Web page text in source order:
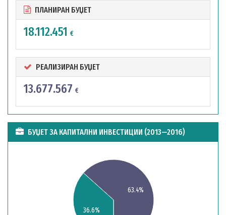
ПЛАНИРАН БУЏЕТ
18.112.451 €
РЕАЛИЗИРАН БУЏЕТ
13.677.567 €
БУЏЕТ ЗА КАПИТАЛНИ ИНВЕСТИЦИИ (2013—2016)
63.4%
36.6%